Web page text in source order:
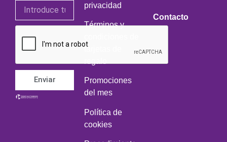
Enviar
privacidad
Términos y
tarjetas de
Promociones
del mes
Política de
cookies
Contacto